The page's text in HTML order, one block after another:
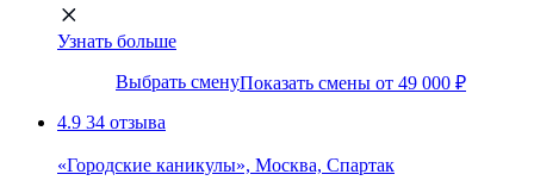
Узнать больше
Выбрать сменуПоказать смены от 49 000 ₽
4.9 34 отзыва
«Городские каникулы», Москва, Спартак